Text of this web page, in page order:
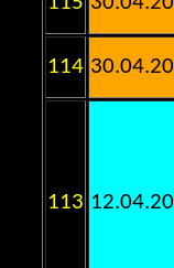
114
113